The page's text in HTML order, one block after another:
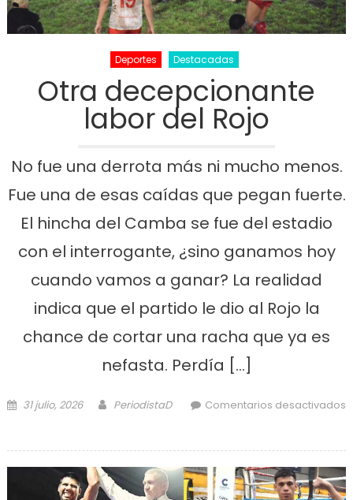
Deportes Destacadas
Otra decepcionante
labor del Rojo
No fue una derrota más ni mucho menos.
Fue una de esas caídas que pegan fuerte.
El hincha del Camba se fue del estadio
con el interrogante, ¿sino ganamos hoy
cuando vamos a ganar? La realidad
indica que el partido le dio al Rojo la
chance de cortar una racha que ya es
nefasta. Perdía […]
Posted on
31 julio, 2026 Author
PeriodistaD
Comentarios desactivados